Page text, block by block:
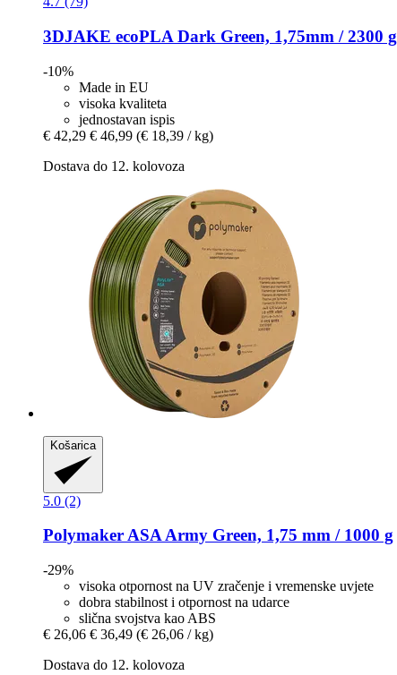
3DJAKE ecoPLA Dark Green, 1,75mm / 2300 g
-10%
Made in EU
visoka kvaliteta
jednostavan ispis
€ 42,29 € 46,99 (€ 18,39 / kg)
Dostava do 12. kolovoza
Košarica
5.0 (2)
PolymakerASA Army Green, 1,75 mm / 1000 g
-29%
visoka otpornost na UV zračenje i vremenske uvjete
dobra stabilnost i otpornost na udarce
slična svojstva kao ABS
€ 26,06 € 36,49 (€ 26,06 / kg)
Dostava do 12. kolovoza